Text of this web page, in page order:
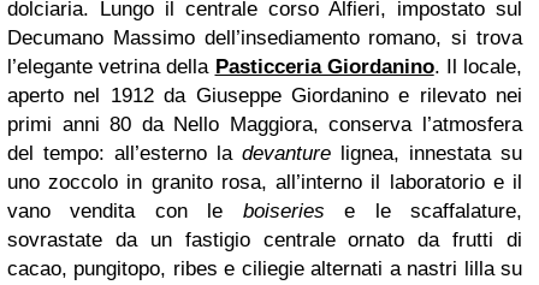
dolciaria. Lungo il centrale corso Alfieri, impostato sul
Decumano Massimo dell’insediamento romano, si trova
l’elegante vetrina della Pasticceria Giordanino. Il locale,
aperto nel 1912 da Giuseppe Giordanino e rilevato nei
primi anni 80 da Nello Maggiora, conserva l’atmosfera
del tempo: all’esterno la devanture lignea, innestata su
uno zoccolo in granito rosa, all’interno il laboratorio e il
vano vendita con le boiseries e le scaffalature,
sovrastate da un fastigio centrale ornato da frutti di
cacao, pungitopo, ribes e ciliegie alternati a nastri lilla su